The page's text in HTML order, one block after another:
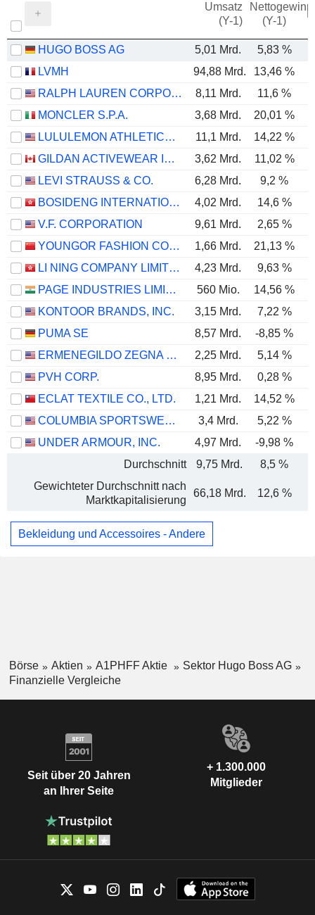
Umsatz
(Y-1)
Nettogewinn
(Y-1)
HUGO BOSS AG 5,01 Mrd. 5,83 %
LVMH
94,88 Mrd. 13,46 %
RALPH LAUREN CORPORATION
8,11 Mrd. 11,6 %
MONCLER S.P.A.
3,68 Mrd. 20,01 %
LULULEMON ATHLETICA INC.
11,1 Mrd. 14,22 %
GILDAN ACTIVEWEAR INC.
3,62 Mrd. 11,02 %
LEVI STRAUSS & CO.
6,28 Mrd. 9,2 %
BOSIDENG INTERNATIONAL HOLDINGS LIMITED
4,02 Mrd. 14,6 %
V.F. CORPORATION
9,61 Mrd. 2,65 %
YOUNGOR FASHION CO., LTD.
1,66 Mrd.
21,13 %
LI NING COMPANY LIMITED
4,23 Mrd. 9,63 %
PAGE INDUSTRIES LIMITED
560 Mio. 14,56 %
KONTOOR BRANDS, INC.
3,15 Mrd. 7,22 %
PUMA SE
8,57 Mrd. -8,85 %
ERMENEGILDO ZEGNA N.V.
2,25 Mrd.
5,14 %
PVH CORP.
8,95 Mrd. 0,28 %
ECLAT TEXTILE CO., LTD.
1,21 Mrd. 14,52 %
COLUMBIA SPORTSWEAR COMPANY
3,4 Mrd. 5,22 %
UNDER ARMOUR, INC.
4,97 Mrd. -9,98 %
Durchschnitt
9,75 Mrd. 8,5 %
Gewichteter Durchschnitt nach
Marktkapitalisierung
66,18 Mrd. 12,6 %
Bekleidung und Accessoires - Andere
Börse Aktien A1PHFF Aktie
Sektor Hugo Boss AG
Finanzielle Vergleiche
Seit über 20 Jahren
an Ihrer Seite
+ 1.300.000
Mitglieder